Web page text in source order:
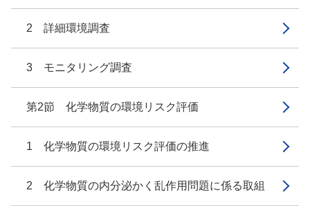
2 詳細環境調査
3 モニタリング調査
第2節 化学物質の環境リスク評価
1 化学物質の環境リスク評価の推進
2 化学物質の内分泌かく乱作用問題に係る取組